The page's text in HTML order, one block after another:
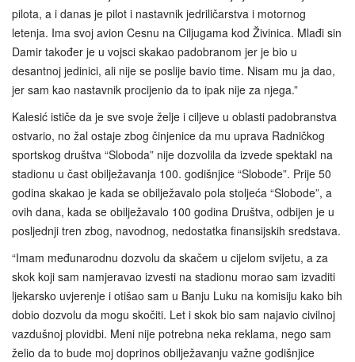
pilota, a i danas je pilot i nastavnik jedriličarstva i motornog
letenja. Ima svoj avion Cesnu na Ciljugama kod Živinica. Mlađi sin
Damir također je u vojsci skakao padobranom jer je bio u
desantnoj jedinici, ali nije se poslije bavio time. Nisam mu ja dao,
jer sam kao nastavnik procijenio da to ipak nije za njega.”
Kalesić ističe da je sve svoje želje i ciljeve u oblasti padobranstva
ostvario, no žal ostaje zbog činjenice da mu uprava Radničkog
sportskog društva “Sloboda” nije dozvolila da izvede spektakl na
stadionu u čast obilježavanja 100. godišnjice “Slobode”. Prije 50
godina skakao je kada se obilježavalo pola stoljeća “Slobode”, a
ovih dana, kada se obilježavalo 100 godina Društva, odbijen je u
posljednji tren zbog, navodnog, nedostatka finansijskih sredstava.
“Imam međunarodnu dozvolu da skačem u cijelom svijetu, a za
skok koji sam namjeravao izvesti na stadionu morao sam izvaditi
ljekarsko uvjerenje i otišao sam u Banju Luku na komisiju kako bih
dobio dozvolu da mogu skočiti. Let i skok bio sam najavio civilnoj
vazdušnoj plovidbi. Meni nije potrebna neka reklama, nego sam
želio da to bude moj doprinos obilježavanju važne godišnjice